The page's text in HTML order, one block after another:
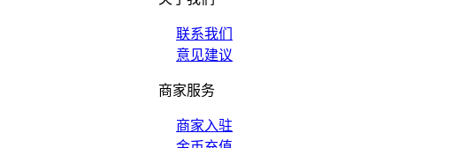
联系我们
意见建议
商家服务
商家入驻